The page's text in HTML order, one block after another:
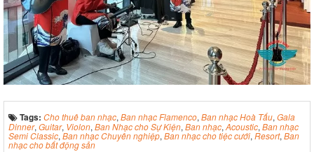
Tags: Cho thuê ban nhạc, Ban nhạc Flamenco, Ban nhạc Hoà Tấu, Gala
Dinner, Guitar, Violon, Ban Nhạc cho Sự Kiện, Ban nhạc, Acoustic, Ban nhạc
Semi Classic, Ban nhạc Chuyên nghiệp, Ban nhạc cho tiệc cưới, Resort, Ban
nhạc cho bất động sản